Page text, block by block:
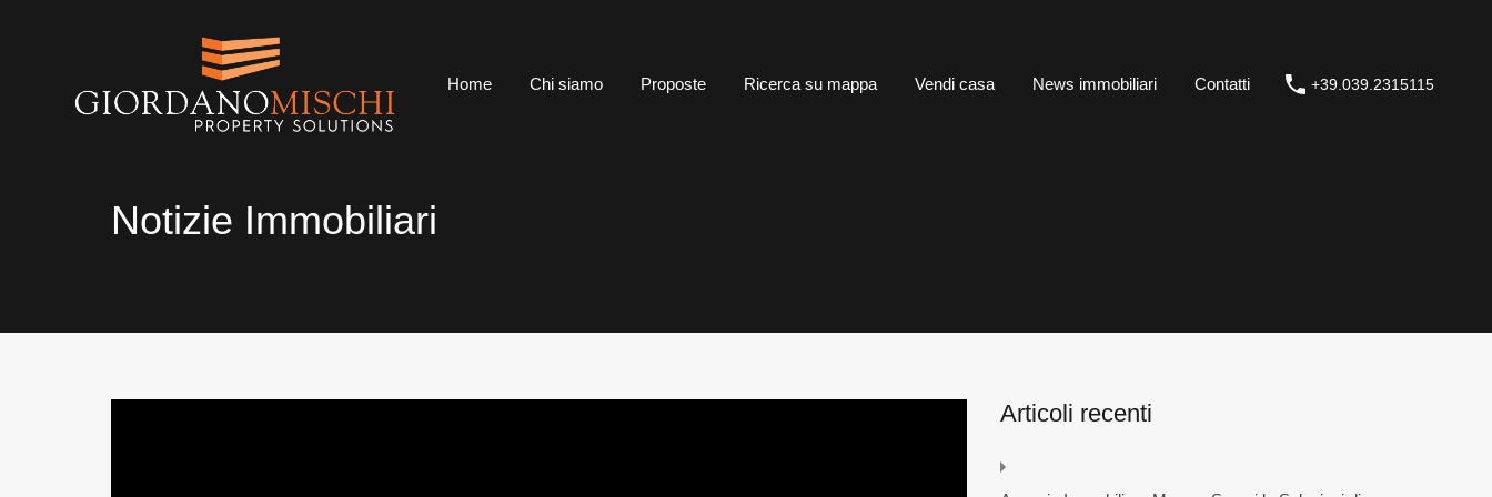
Home Chi siamo Proposte Ricerca su mappa Vendi casa News immobiliari Contatti +39.039.2315115
Notizie Immobiliari
Articoli recenti